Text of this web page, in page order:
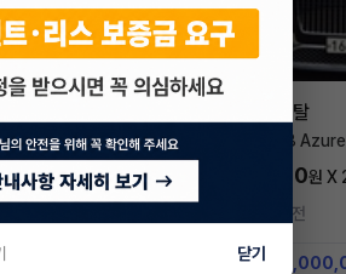
승계 매니저
한태현
월
벤틀리 컨티넨탈
4.0 V8 Azure
5,577,270원 X
2주 전
지원금
닫기